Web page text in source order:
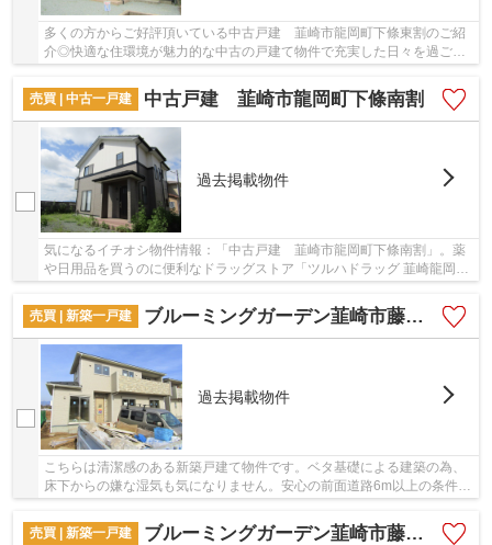
多くの方からご好評頂いている中古戸建 韮崎市龍岡町下條東割のご紹
介◎快適な住環境が魅力的な中古の戸建て物件で充実した日々を過ごし
売買 | 中古一戸建
中古戸建 韮崎市龍岡町下條南割
過去掲載物件
気になるイチオシ物件情報：「中古戸建 韮崎市龍岡町下條南割」。薬
や日用品を買うのに便利なドラッグストア「ツルハドラッグ 韮崎龍岡
売買 | 新築一戸建
ブルーミングガーデン韮崎市藤井町北下條
過去掲載物件
こちらは清潔感のある新築戸建て物件です。ベタ基礎による建築の為、
床下からの嫌な湿気も気になりません。安心の前面道路6m以上の条件を
売買 | 新築一戸建
ブルーミングガーデン韮崎市藤井町北下條